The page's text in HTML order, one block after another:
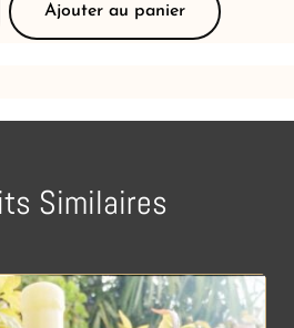
Ajouter au panier
Similaires